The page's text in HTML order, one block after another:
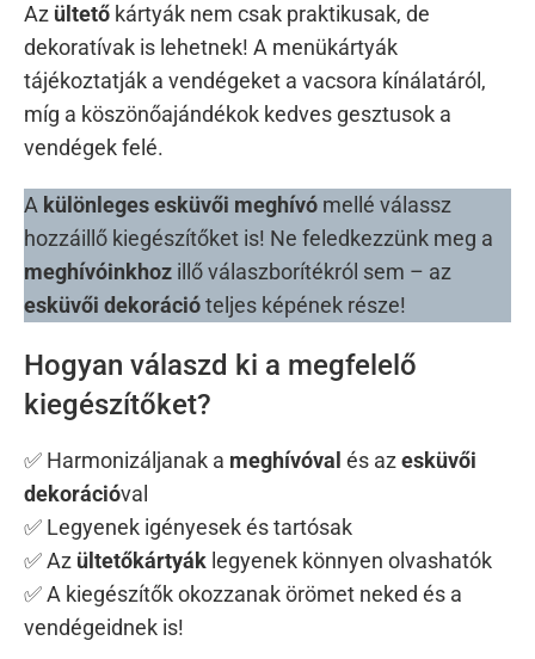
Az ültető kártyák nem csak praktikusak, de
dekoratívak is lehetnek! A menükártyák
tájékoztatják a vendégeket a vacsora kínálatáról,
míg a köszönőajándékok kedves gesztusok a
vendégek felé.
A különleges esküvői meghívó mellé válassz
hozzáillő kiegészítőket is! Ne feledkezzünk meg a
meghívóinkhoz illő válaszborítékról sem – az
esküvői dekorációteljes képének része!
Hogyan válaszd ki a megfelelő
kiegészítőket?
✅ Harmonizáljanak a meghívóval és azesküvői
dekorációval
✅ Legyenek igényesek és tartósak
✅ Az ültetőkártyák legyenek könnyen olvashatók
✅ A kiegészítők okozzanak örömet neked és a
vendégeidnek is!